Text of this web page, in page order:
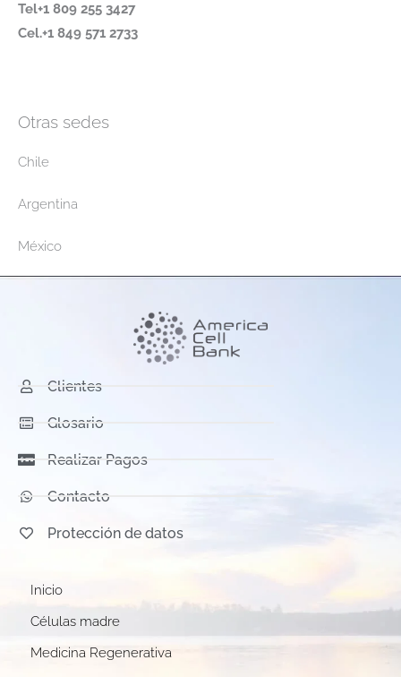
Tel+1 809 255 3427
Cel.+1 849 571 2733
Otras sedes
Chile
Argentina
México
Clientes
Glosario
Realizar Pagos
Contacto
Protección de datos
Inicio
Células madre
Medicina Regenerativa